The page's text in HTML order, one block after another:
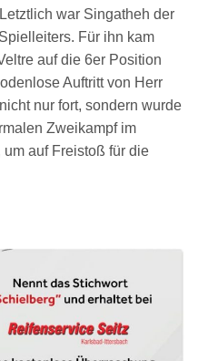
war Singatheh der
Für ihn kam
auf die 6er Position
Auftritt von Herr
nur fort, sondern wurde
Zweikampf im
um auf Freistoß für die